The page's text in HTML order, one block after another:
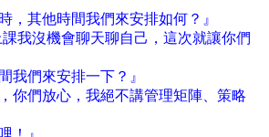
，其他時間我們來安排如何？』
我沒機會聊天聊自己，這次就讓你們
我們來安排一下？』
你們放心，我絕不講管理矩陣、策略